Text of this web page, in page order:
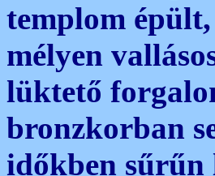
templom
mélyen
lüktető
bronzkorban
időkben